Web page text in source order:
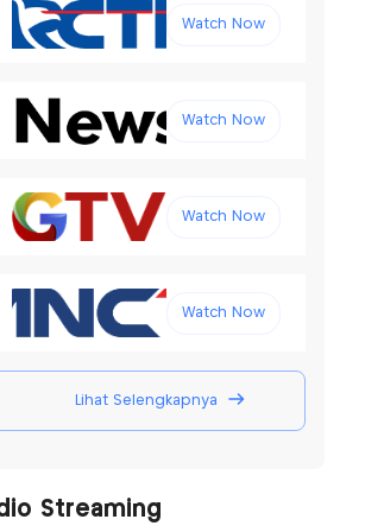
Watch Now
Watch Now
Watch Now
Watch Now
Lihat Selengkapnya
Streaming